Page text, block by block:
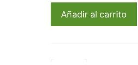
€ 22,63.
€
277F-
Diamant.Fig.379Ef
Añadir al carrito